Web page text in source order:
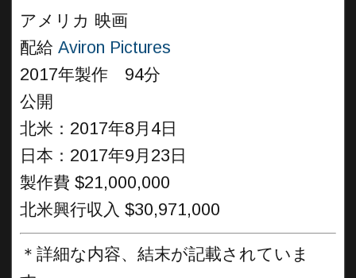
アメリカ 映画
配給 Aviron Pictures
2017年製作 94分
公開
北米：2017年8月4日
日本：2017年9月23日
製作費 $21,000,000
北米興行収入 $30,971,000
＊詳細な内容、結末が記載されていま